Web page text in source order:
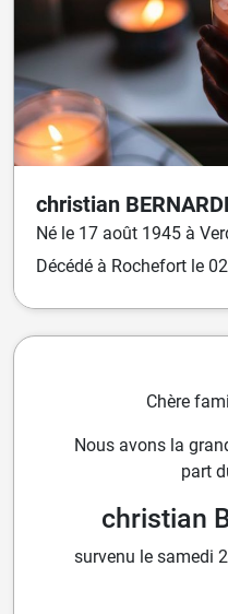
christian
Né le 17 août 1945 à
Décédé à Rochefort le
Chère
Nous avons la
part
christian
survenu le samedi